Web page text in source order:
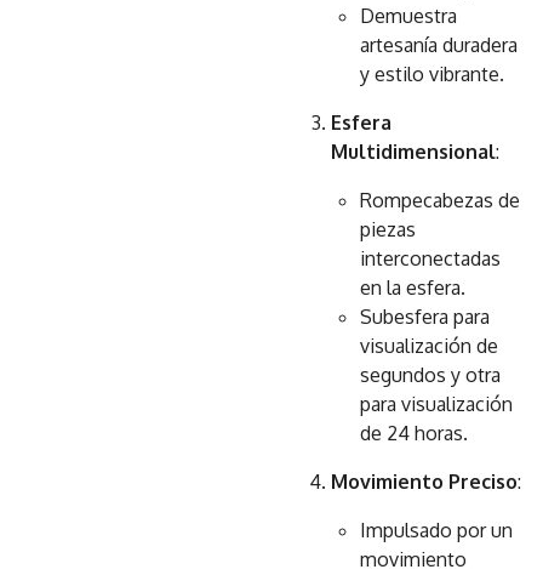
Demuestra
artesanía duradera
y estilo vibrante.
Esfera
Multidimensional:
Rompecabezas de
piezas
interconectadas
en la esfera.
Subesfera para
visualización de
segundos y otra
para visualización
de 24 horas.
Movimiento Preciso:
Impulsado por un
movimiento